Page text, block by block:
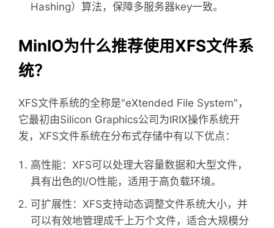
Hashing）算法，保障多服务器key一致。
MinIO为什么推荐使用XFS文件系
统？
XFS文件系统的全称是"eXtended File System"，
它最初由Silicon Graphics公司为IRIX操作系统开
发，XFS文件系统在分布式存储中有以下优点：
高性能：XFS可以处理大容量数据和大型文件，
具有出色的I/O性能，适用于高负载环境。
可扩展性：XFS支持动态调整文件系统大小，并
可以有效地管理成千上万个文件，适合大规模分